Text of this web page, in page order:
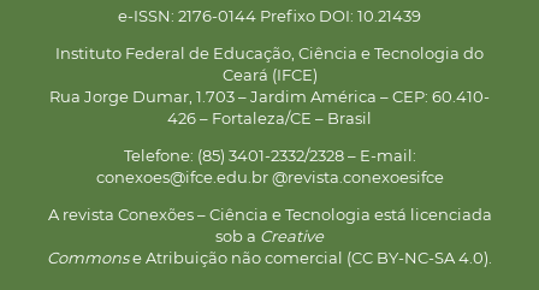
e-ISSN: 2176-0144 Prefixo DOI: 10.21439
Instituto Federal de Educação, Ciência e Tecnologia do
Ceará (IFCE)
Rua Jorge Dumar, 1.703 – Jardim América – CEP: 60.410-
426 – Fortaleza/CE – Brasil
Telefone: (85) 3401-2332/2328 – E-mail:
conexoes@ifce.edu.br @revista.conexoesifce
A revista Conexões – Ciência e Tecnologia está licenciada
sob a Creative
Commonse Atribuição não comercial (CC BY-NC-SA 4.0).